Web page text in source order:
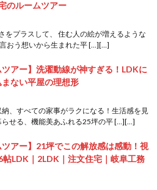
のルームツアー
をプラスして、 住む人の絵が増えるような
言おう想いから生まれた平 […][…]
ツアー】洗濯動線が神すぎる！LDKに
ない平屋の理想形
、すべての家事がラクになる！生活感を見
らせる、機能美あふれる25坪の平 […][…]
ツアー】21坪でこの解放感は感動！視
帖LDK｜2LDK｜注文住宅｜岐阜工務